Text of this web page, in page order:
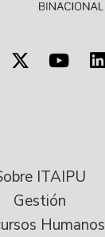
ITAIPU
Gestión
Humanos